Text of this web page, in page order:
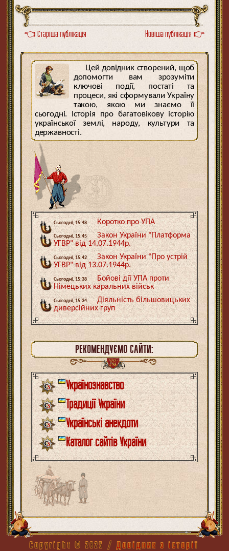
👈 Старіша публікація Новіша публікація 👉
Цей довідник створений, щоб
допомогти вам зрозуміти
ключові події, постаті та
процеси, які сформували Україну
такою, якою ми знаємо її
сьогодні. Історія про багатовікову історію
української землі, народу, культури та
державності.
Сьогодні, 15:48 Коротко про УПА
Сьогодні, 15:45
Закон України "Платформа
УГВР" від 14.07.1944р.
Сьогодні, 15:42
Закон України "Про устрій
УГВР" від 13.07.1944р.
Сьогодні, 15:38
Бойові дії УПА проти
Німецьких каральних військ
Сьогодні, 15:34
Діяльність більшовицьких
диверсійних груп
РЕКОМЕНДУЄМО САЙТИ:
Українознавство
Традиції України
Українські анекдоти
Каталог сайтів України
Copyright ©2025 /Довідник з історії